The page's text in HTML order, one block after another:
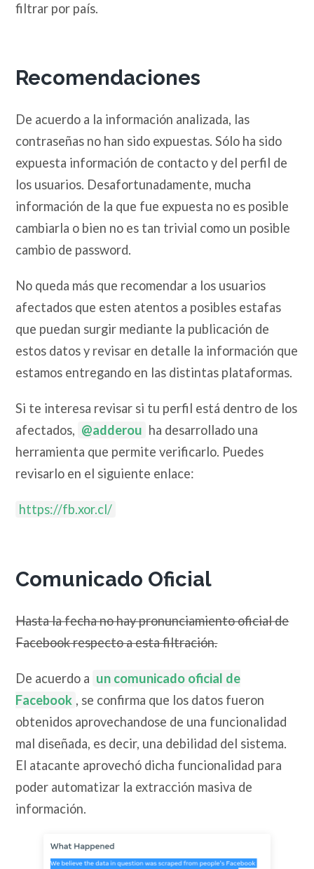
filtrar por país.
Recomendaciones
De acuerdo a la información analizada, las
contraseñas no han sido expuestas. Sólo ha sido
expuesta información de contacto y del perfil de
los usuarios. Desafortunadamente, mucha
información de la que fue expuesta no es posible
cambiarla o bien no es tan trivial como un posible
cambio de password.
No queda más que recomendar a los usuarios
afectados que esten atentos a posibles estafas
que puedan surgir mediante la publicación de
estos datos y revisar en detalle la información que
estamos entregando en las distintas plataformas.
Si te interesa revisar si tu perfil está dentro de los
afectados, @adderou ha desarrollado una
herramienta que permite verificarlo. Puedes
revisarlo en el siguiente enlace:
https://fb.xor.cl/
Comunicado Oficial
Hasta la fecha no hay pronunciamiento oficial de
Facebook respecto a esta filtración.
De acuerdo a un comunicado oficial de
Facebook , se confirma que los datos fueron
obtenidos aprovechandose de una funcionalidad
mal diseñada, es decir, una debilidad del sistema.
El atacante aprovechó dicha funcionalidad para
poder automatizar la extracción masiva de
información.